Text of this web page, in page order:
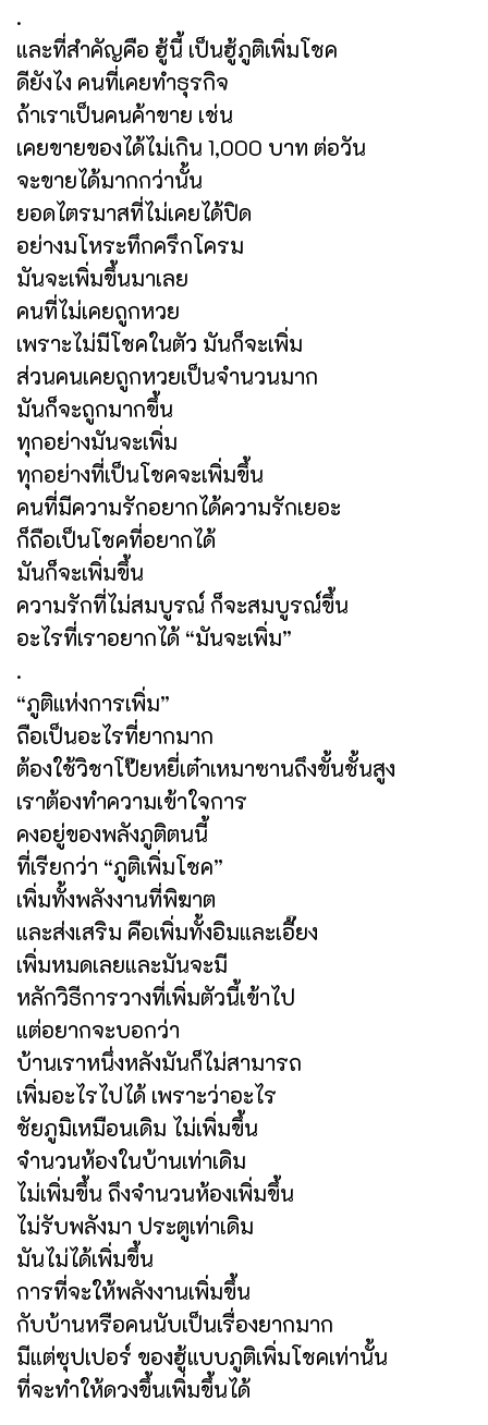
.
และที่สำคัญคือ ฮู้นี้ เป็นฮู้ภูติเพิ่มโชค
ดียังไง คนที่เคยทำธุรกิจ
ถ้าเราเป็นคนค้าขาย เช่น
เคยขายของได้ไม่เกิน 1,000 บาท ต่อวัน
จะขายได้มากกว่านั้น
ยอดไตรมาสที่ไม่เคยได้ปิด
อย่างมโหระทึกครึกโครม
มันจะเพิ่มขึ้นมาเลย
คนที่ไม่เคยถูกหวย
เพราะไม่มีโชคในตัว มันก็จะเพิ่ม
ส่วนคนเคยถูกหวยเป็นจำนวนมาก
มันก็จะถูกมากขึ้น
ทุกอย่างมันจะเพิ่ม
ทุกอย่างที่เป็นโชคจะเพิ่มขึ้น
คนที่มีความรักอยากได้ความรักเยอะ
ก็ถือเป็นโชคที่อยากได้
มันก็จะเพิ่มขึ้น
ความรักที่ไม่สมบูรณ์ ก็จะสมบูรณ์ขึ้น
อะไรที่เราอยากได้ “มันจะเพิ่ม”
.
“ภูติแห่งการเพิ่ม”
ถือเป็นอะไรที่ยากมาก
ต้องใช้วิชาโป๊ยหยี่เต๋าเหมาซานถึงขั้นชั้นสูง
เราต้องทำความเข้าใจการ
คงอยู่ของพลังภูติตนนี้
ที่เรียกว่า “ภูติเพิ่มโชค”
เพิ่มทั้งพลังงานที่พิฆาต
และส่งเสริม คือเพิ่มทั้งอิมและเอี๊ยง
เพิ่มหมดเลยและมันจะมี
หลักวิธีการวางที่เพิ่มตัวนี้เข้าไป
แต่อยากจะบอกว่า
บ้านเราหนึ่งหลังมันก็ไม่สามารถ
เพิ่มอะไรไปได้ เพราะว่าอะไร
ชัยภูมิเหมือนเดิม ไม่เพิ่มขึ้น
จำนวนห้องในบ้านเท่าเดิม
ไม่เพิ่มขึ้น ถึงจำนวนห้องเพิ่มขึ้น
ไม่รับพลังมา ประตูเท่าเดิม
มันไม่ได้เพิ่มขึ้น
การที่จะให้พลังงานเพิ่มขึ้น
กับบ้านหรือคนนับเป็นเรื่องยากมาก
มีแต่ซุปเปอร์ ของฮู้แบบภูติเพิ่มโชคเท่านั้น
ที่จะทำให้ดวงขึ้นเพิ่มขึ้นได้